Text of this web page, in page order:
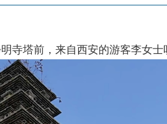
塔前，来自西安的游客李女士